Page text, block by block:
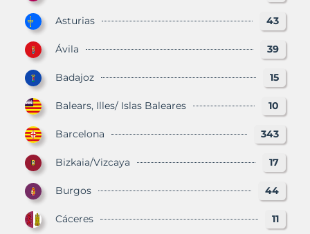
Asturias 43
Ávila 39
Badajoz 15
Balears, Illes/ Islas Baleares 10
Barcelona 343
Bizkaia/Vizcaya 17
Burgos 44
Cáceres 11